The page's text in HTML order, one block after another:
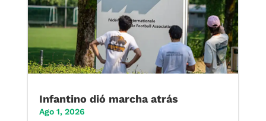
Infantino dió marcha atrás
Ago 1, 2026